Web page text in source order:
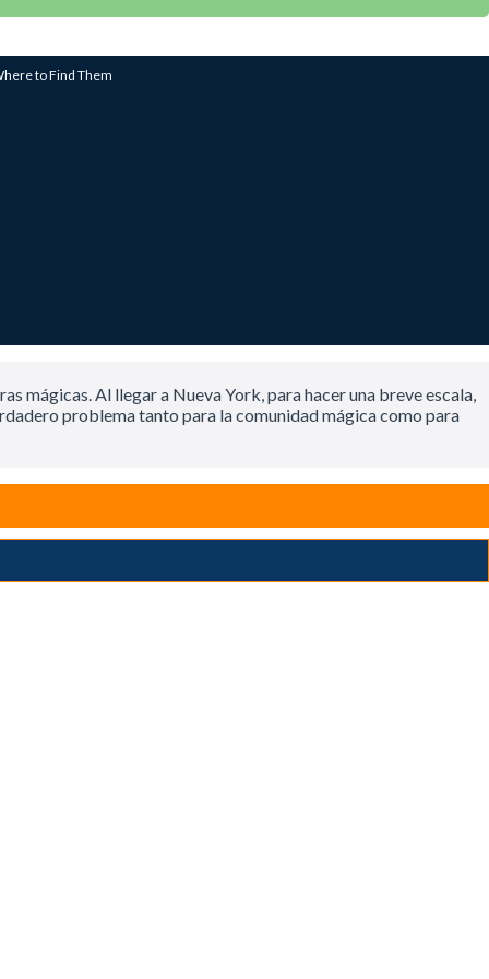
to Find Them
mágicas. Al llegar a Nueva York, para hacer una breve escala,
problema tanto para la comunidad mágica como para